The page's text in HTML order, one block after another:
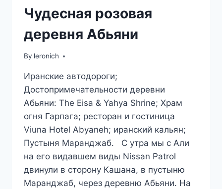
Чудесная розовая
деревня Абьяни
By leronich
Иранские автодороги;
Достопримечательности деревни
Абьяни: The Eisa & Yahya Shrine; Храм
огня Гарпага; ресторан и гостиница
Viuna Hotel Abyaneh; иранский кальян;
Пустыня Маранджаб. С утра мы с Али
на его видавшем виды Nissan Patrol
двинули в сторону Кашана, в пустыню
Маранджаб, через деревню Абьяни. На